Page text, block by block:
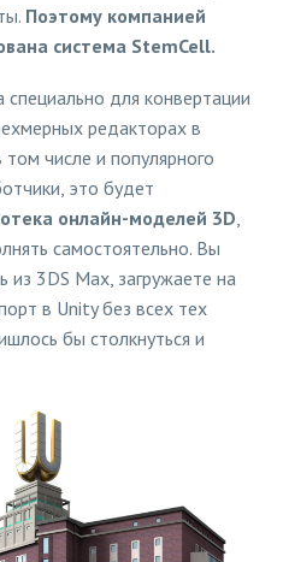
Поэтому компанией
система StemCell.
для конвертации
редакторах в
числе и популярного
это будет
онлайн-моделей 3D,
самостоятельно. Вы
3DS Max, загружаете на
в Unity без всех тех
бы столкнуться и